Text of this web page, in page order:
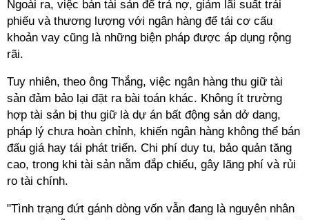
Ngoài ra, việc bán tài sản để trả nợ, giảm lãi suất trái
phiếu và thương lượng với ngân hàng để tái cơ cấu
khoản vay cũng là những biện pháp được áp dụng rộng
rãi.
Tuy nhiên, theo ông Thắng, việc ngân hàng thu giữ tài
sản đảm bảo lại đặt ra bài toán khác. Không ít trường
hợp tài sản bị thu giữ là dự án bất động sản dở dang,
pháp lý chưa hoàn chỉnh, khiến ngân hàng không thể bán
đấu giá hay tái phát triển. Chi phí duy tu, bảo quản tăng
cao, trong khi tài sản nằm đắp chiếu, gây lãng phí và rủi
ro tài chính.
"Tình trạng đứt gánh dòng vốn vẫn đang là nguyên nhân